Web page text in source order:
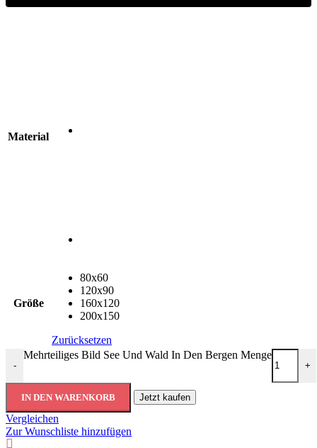
Material
Größe
80x60
120x90
160x120
200x150
Zurücksetzen
-
Mehrteiliges Bild See Und Wald In Den Bergen Menge
+
IN DEN WARENKORB Jetzt kaufen
Vergleichen
Zur Wunschliste hinzufügen